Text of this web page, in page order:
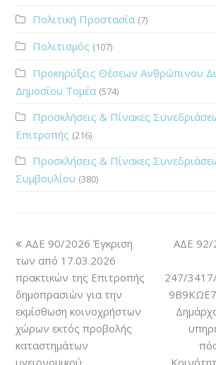
Πολιτική Προστασία (7)
Πολιτισμός (107)
Προκηρύξεις Θέσεων Ανθρώπινου
Δημοσίου Τομέα (574)
Προσκλήσεις & Πίνακες
Επιτροπής (216)
Προσκλήσεις & Πίνακες
Συμβουλίου (380)
ΑΔΕ 90/2026 Έγκριση
των από 17.03.2026
πρακτικών της Επιτροπής
δημοπρασιών για την
εκμίσθωση κοινοχρήστων
χώρων εκτός προβολής
καταστημάτων
υγειονομικού
ΑΔΕ 92/
247/